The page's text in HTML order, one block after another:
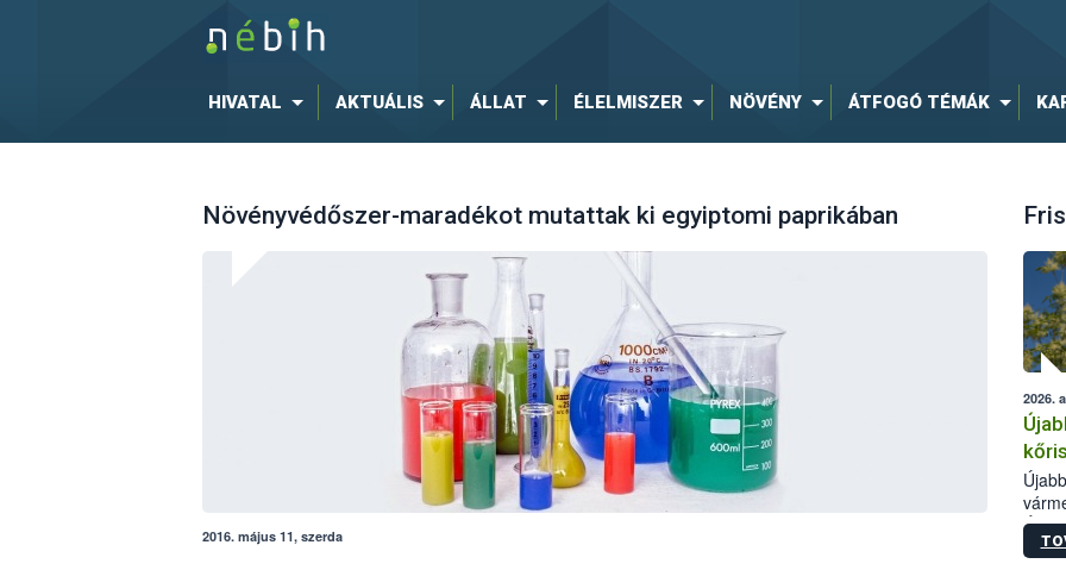
HIVATAL AKTUÁLIS ÁLLAT ÉLELMISZER NÖVÉNY ÁTFOGÓ TÉMÁK
Növényvédőszer-maradékot mutattak ki egyiptomi paprikában
2016. május 11, szerda
2026.